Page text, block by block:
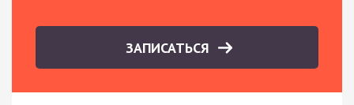
ЗАПИСАТЬСЯ